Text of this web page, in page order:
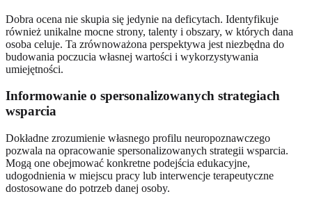
Dobra ocena nie skupia się jedynie na deficytach. Identyfikuje
również unikalne mocne strony, talenty i obszary, w których dana
osoba celuje. Ta zrównoważona perspektywa jest niezbędna do
budowania poczucia własnej wartości i wykorzystywania
umiejętności.
Informowanie o spersonalizowanych strategiach
wsparcia
Dokładne zrozumienie własnego profilu neuropoznawczego
pozwala na opracowanie spersonalizowanych strategii wsparcia.
Mogą one obejmować konkretne podejścia edukacyjne,
udogodnienia w miejscu pracy lub interwencje terapeutyczne
dostosowane do potrzeb danej osoby.